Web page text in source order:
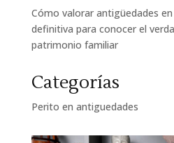
Cómo valorar antigüedades
definitiva para conocer el
patrimonio familiar
Categorías
Perito en antiguedades